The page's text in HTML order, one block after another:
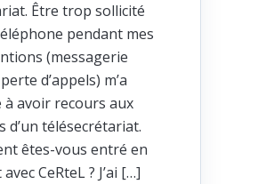
Être trop sollicité
pendant mes
(messagerie
d’appels) m’a
à avoir recours aux
d’un télésecrétariat.
êtes-vous entré en
CeRteL ? J’ai […]